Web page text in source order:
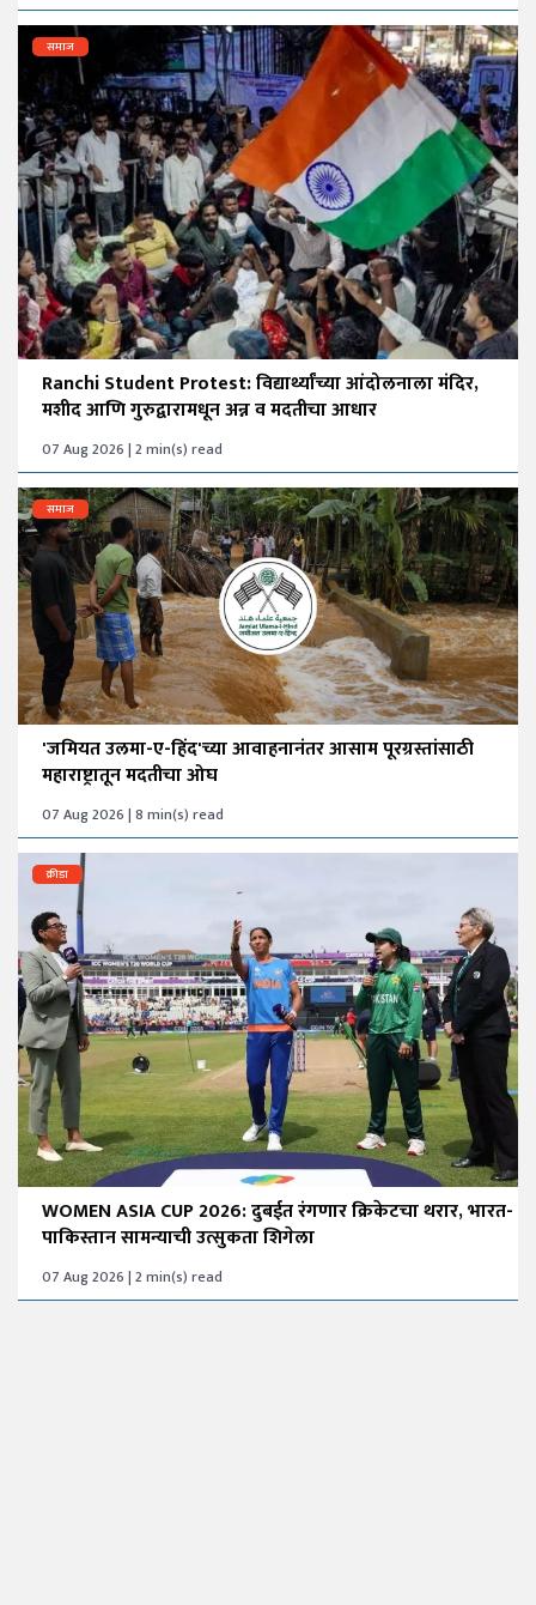
समाज
Ranchi Student Protest: विद्यार्थ्यांच्या आंदोलनाला मंदिर,
मशीद आणि गुरुद्वारामधून अन्न व मदतीचा आधार
07 Aug 2026 | 2 min(s) read
समाज
'जमियत उलमा-ए-हिंद'च्या आवाहनानंतर आसाम पूरग्रस्तांसाठी
महाराष्ट्रातून मदतीचा ओघ
07 Aug 2026 | 8 min(s) read
क्रीडा
WOMEN ASIA CUP 2026: दुबईत रंगणार क्रिकेटचा थरार, भारत-
पाकिस्तान सामन्याची उत्सुकता शिगेला
07 Aug 2026 | 2 min(s) read